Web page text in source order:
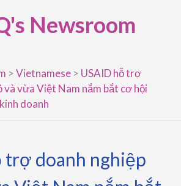
>Vietnamese > USAID hỗ trợ
và vừa Việt Nam nắm bắt cơ hội
doanh
trợ doanh nghiệp